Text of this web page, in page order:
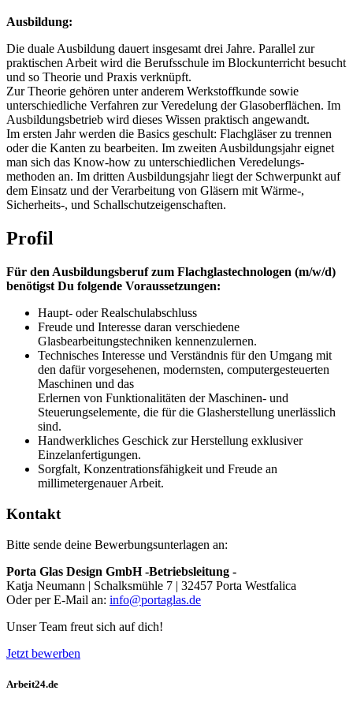
Ausbildung:
Die duale Ausbildung dauert insgesamt drei Jahre. Parallel zur
praktischen Arbeit wird die Berufsschule im Blockunterricht besucht
und so Theorie und Praxis verknüpft.
Zur Theorie gehören unter anderem Werkstoffkunde sowie
unterschiedliche Verfahren zur Veredelung der Glasoberflächen. Im
Ausbildungsbetrieb wird dieses Wissen praktisch angewandt.
Im ersten Jahr werden die Basics geschult: Flachgläser zu trennen
oder die Kanten zu bearbeiten. Im zweiten Ausbildungsjahr eignet
man sich das Know-how zu unterschiedlichen Veredelungs-
methoden an. Im dritten Ausbildungsjahr liegt der Schwerpunkt auf
dem Einsatz und der Verarbeitung von Gläsern mit Wärme-,
Sicherheits-, und Schallschutzeigenschaften.
Profil
Für den Ausbildungsberuf zum Flachglastechnologen (m/w/d)
benötigst Du folgende Voraussetzungen:
Haupt- oder Realschulabschluss
Freude und Interesse daran verschiedene
Glasbearbeitungstechniken kennenzulernen.
Technisches Interesse und Verständnis für den Umgang mit
den dafür vorgesehenen, modernsten, computergesteuerten
Maschinen und das
Erlernen von Funktionalitäten der Maschinen- und
Steuerungselemente, die für die Glasherstellung unerlässlich
sind.
Handwerkliches Geschick zur Herstellung exklusiver
Einzelanfertigungen.
Sorgfalt, Konzentrationsfähigkeit und Freude an
millimetergenauer Arbeit.
Kontakt
Bitte sende deine Bewerbungsunterlagen an:
Porta Glas Design GmbH -Betriebsleitung -
Katja Neumann | Schalksmühle 7 | 32457 Porta Westfalica
Oder per E-Mail an: info@portaglas.de
Unser Team freut sich auf dich!
Jetzt bewerben
Arbeit24.de